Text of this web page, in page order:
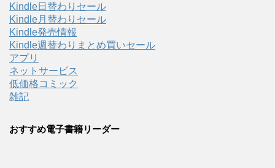
Kindle日替わりセール
Kindle月替わりセール
Kindle発売情報
Kindle週替わりまとめ買いセール
アプリ
ネットサービス
低価格コミック
雑記
おすすめ電子書籍リーダー